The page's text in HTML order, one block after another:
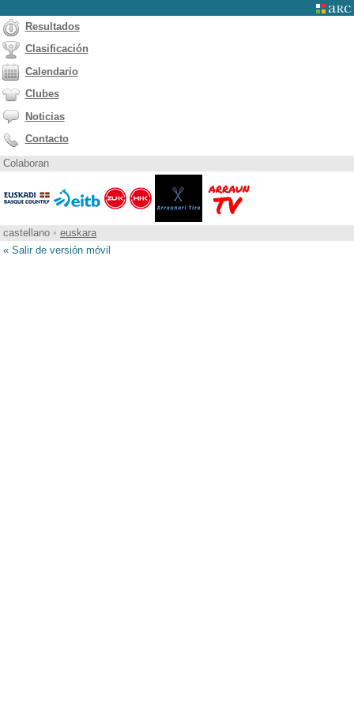
Resultados
Clasificación
Calendario
Clubes
Noticias
Contacto
Colaboran
castellano • euskara
« Salir de versión móvil